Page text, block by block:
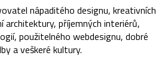
nápaditého designu, kreativních
architektury, příjemných interiérů,
použitelného webdesignu, dobré
a veškeré kultury.